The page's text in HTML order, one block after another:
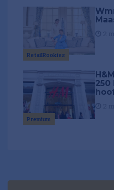
RetailRookies
Premium
250